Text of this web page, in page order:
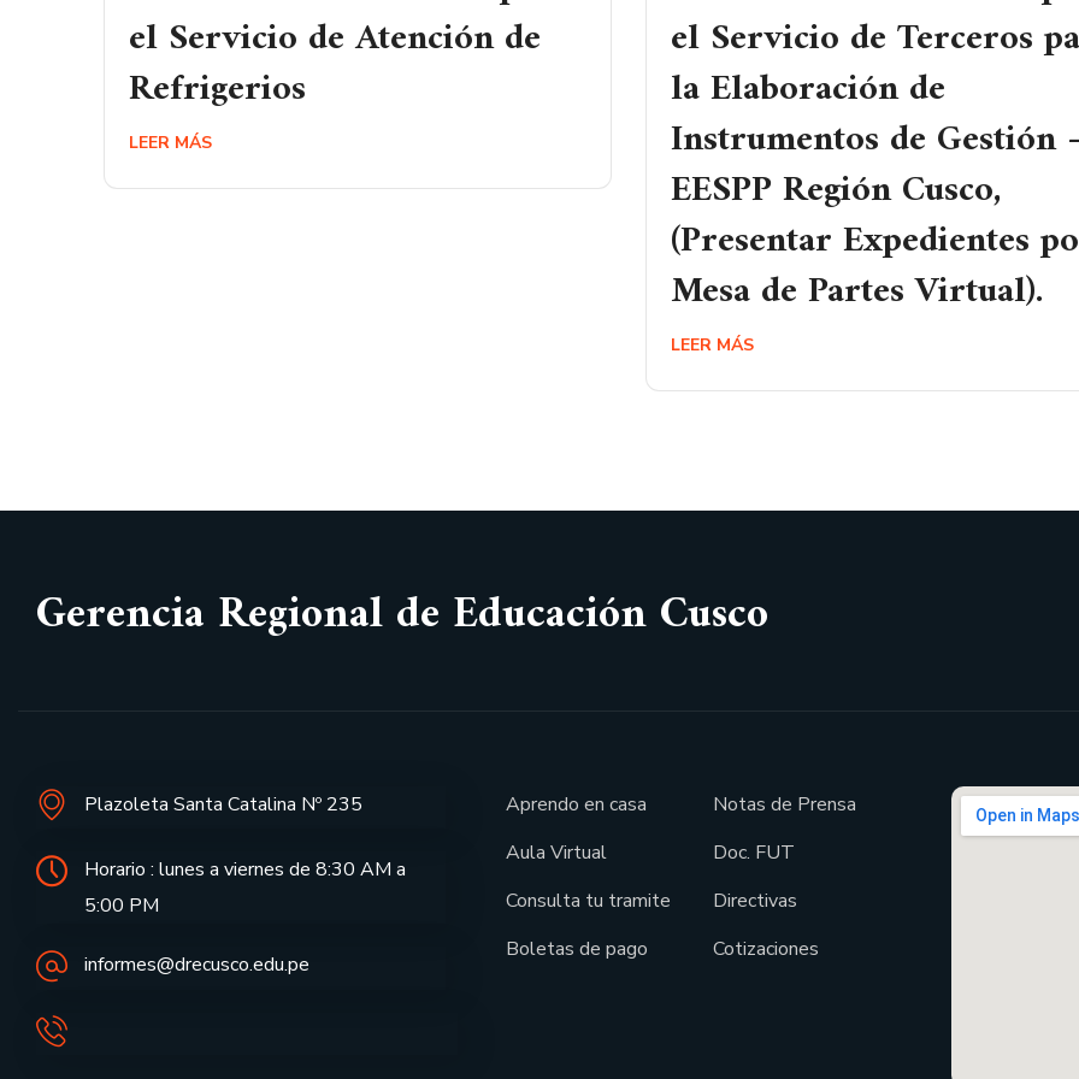
el Servicio de Atención de
Refrigerios
LEER MÁS
el Servicio de Terceros
la Elaboración de
Instrumentos de Gestión
EESPP Región Cusco,
(Presentar Expedientes
Mesa de Partes Virtual).
LEER MÁS
Gerencia Regional de Educación Cusco
Plazoleta Santa Catalina Nº 235
Horario : lunes a viernes de 8:30 AM a
5:00 PM
informes@drecusco.edu.pe
Aprendo en casa
Aula Virtual
Consulta tu tramite
Boletas de pago
Notas de Prensa
Doc. FUT
Directivas
Cotizaciones